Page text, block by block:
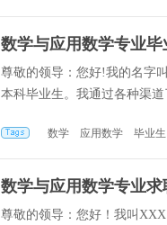
数学与应用数学专业
尊敬的领导：您好!我的名字
本科毕业生。我通过各种渠
数学 应用数学 毕业生
数学与应用数学专业求
尊敬的领导：您好！我叫